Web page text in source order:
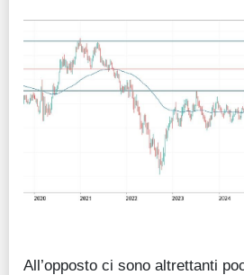
All’opposto ci sono altrettanti